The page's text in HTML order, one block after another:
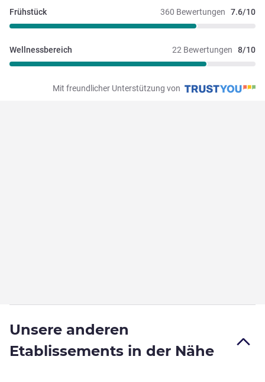
360 Bewertungen 7.6/10
Frühstück
22 Bewertungen 8/10
Wellnessbereich
Mit freundlicher Unterstützung von
Unsere anderen
Etablissements in der Nähe